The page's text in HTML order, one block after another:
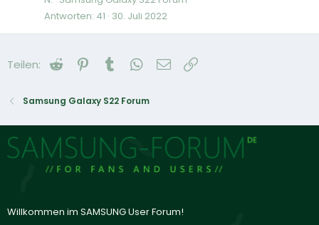
Antworten 41 30. Juli 2022
Teilen: Reddit Pinterest
Tumblr WhatsApp
E-Mail
Samsung Galaxy S22 Forum
Willkommen im SAMSUNG User Forum!